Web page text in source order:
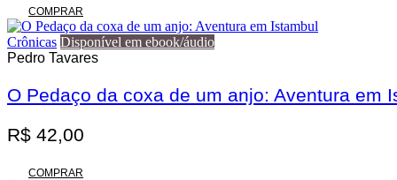
COMPRAR
Crônicas Disponível em ebook/áudio
Pedro Tavares
O Pedaço da coxa de um anjo: Aventura em
R$ 42,00
COMPRAR